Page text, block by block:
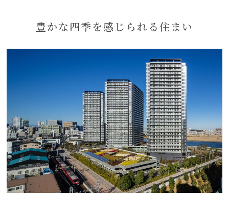
豊かな四季を感じられる住まい